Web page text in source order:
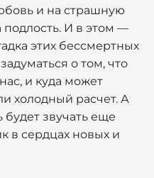
и на страшную
подлость. И в этом —
этих бессмертных
о том, что
и куда может
холодный расчет. А
будет звучать еще
в сердцах новых и